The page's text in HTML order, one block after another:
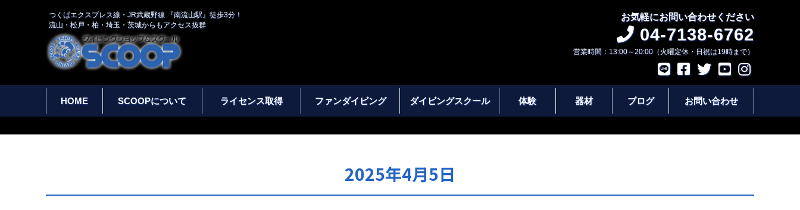
つくばエクスプレス線・JR武蔵野線 『南流山駅』徒歩3分！
流山・松戸・柏・埼玉・茨城からもアクセス抜群
お気軽にお問い合わせください
04-7138-6762
営業時間：13:00～20:00（火曜定休・日祝は19時まで）
HOME SCOOPについて ライセンス取得 ファンダイビング ダイビングスクール 体験 器材 ブログ お問い合わせ
2025年4月5日